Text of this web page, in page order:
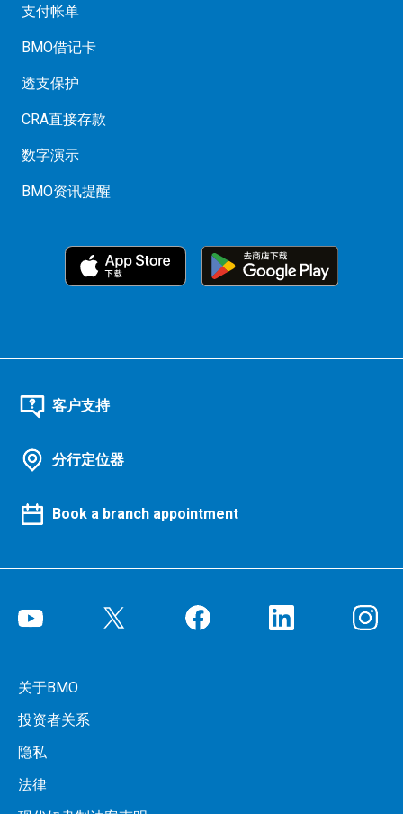
支付帐单
BMO借记卡
透支保护
CRA直接存款
数字演示
BMO资讯提醒
客户支持
分行定位器
Book a branch appointment
关于BMO
投资者关系
隐私
法律